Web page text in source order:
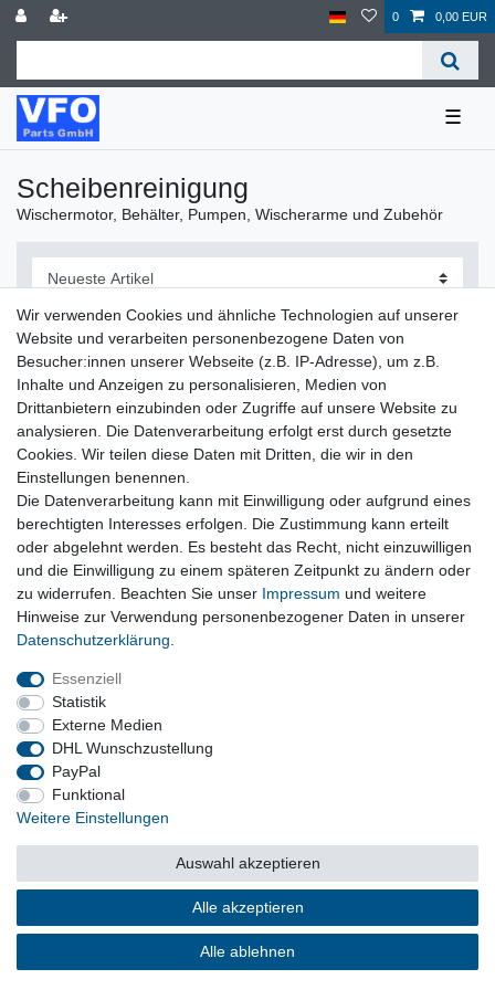
0 0,00 EUR
☰
Scheibenreinigung
Wischermotor, Behälter, Pumpen, Wischerarme und Zubehör
Filter
Wischermotor, Behälter, Pumpen, Wischerarme und Zubehör
Vertrag widerrufen
Impressum
Barrierefreiheitserklärung
Vertrag widerrufen
© Copyright 2026 | Alle Rechte vorbehalten.
Wir verwenden Cookies und ähnliche Technologien auf unserer
Website und verarbeiten personenbezogene Daten von
Besucher:innen unserer Webseite (z.B. IP-Adresse), um z.B.
Inhalte und Anzeigen zu personalisieren, Medien von
Drittanbietern einzubinden oder Zugriffe auf unsere Website zu
analysieren. Die Datenverarbeitung erfolgt erst durch gesetzte
Cookies. Wir teilen diese Daten mit Dritten, die wir in den
Einstellungen benennen.
Die Datenverarbeitung kann mit Einwilligung oder aufgrund eines
berechtigten Interesses erfolgen. Die Zustimmung kann erteilt
oder abgelehnt werden. Es besteht das Recht, nicht einzuwilligen
und die Einwilligung zu einem späteren Zeitpunkt zu ändern oder
zu widerrufen. Beachten Sie unser Impressum und weitere
Hinweise zur Verwendung personenbezogener Daten in unserer
Daten­schutz­erklärung
Essenziell
Statistik
Externe Medien
DHL Wunschzustellung
PayPal
Funktional
Weitere Einstellungen
Alle akzeptieren
Alle ablehnen
Auswahl akzeptieren